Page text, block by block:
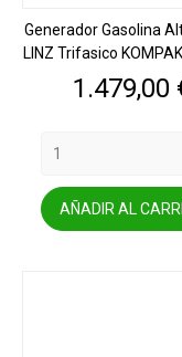
Generador Gasolina
LINZ Trifasico
Precio
1.479,00
AÑADIR AL